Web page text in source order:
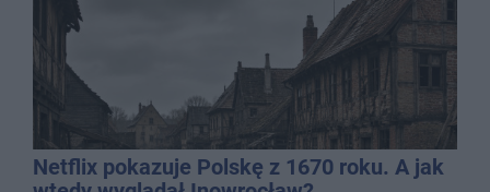
Netflix pokazuje Polskę z 1670 roku. A jak